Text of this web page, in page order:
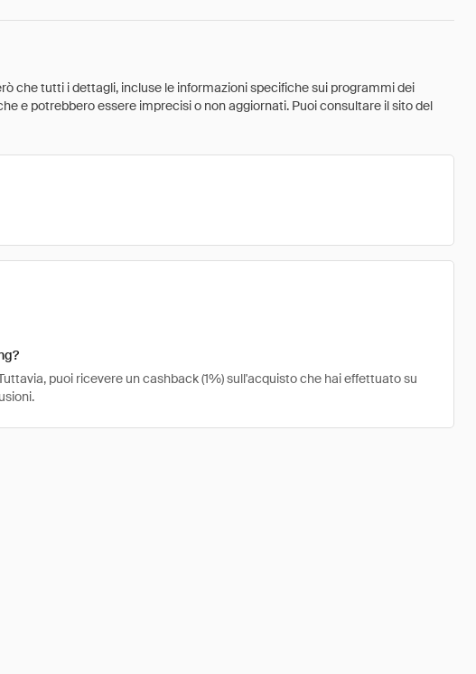
che tutti i dettagli, incluse le informazioni specifiche sui programmi dei
e potrebbero essere imprecisi o non aggiornati. Puoi consultare il sito del
puoi ricevere un cashback (1%) sull'acquisto che hai effettuato su